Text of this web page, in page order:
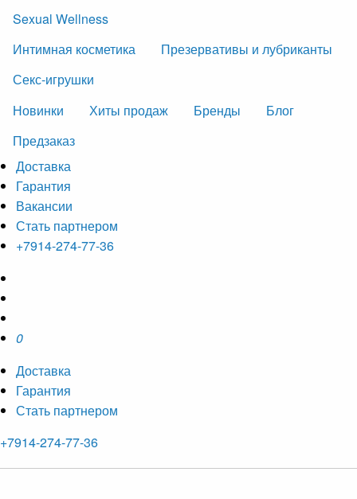
Sexual Wellness
Интимная косметика
Презервативы и лубриканты
Секс-игрушки
Новинки
Хиты продаж Бренды
Блог
Предзаказ
Доставка
Гарантия
Вакансии
Стать партнером
+7914-274-77-36
0
Доставка
Гарантия
Стать партнером
+7914-274-77-36